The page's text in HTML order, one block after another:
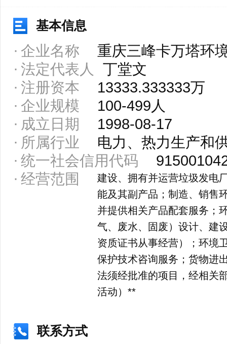
基本信息
企业名称
重庆三峰卡万塔环
法定代表人
丁堂文
注册资本
13333.333333万
企业规模
100-499人
成立日期
1998-08-17
所属行业
电力、热力生产和
统一社会信用代码
经营范围
建设、拥有并运营垃圾发电
能及其副产品；制造、销售
并提供相关产品配套服务；
气、废水、固废）设计、建
资质证书从事经营）；环境
保护技术咨询服务；货物进
法须经批准的项目，经相关
活动）**
联系方式